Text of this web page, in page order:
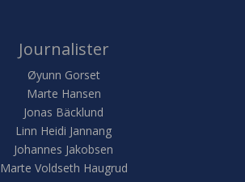
Journalister
Øyunn Gorset
Marte Hansen
Jonas Bäcklund
Linn Heidi Jannang
Johannes Jakobsen
Marte Voldseth Haugrud